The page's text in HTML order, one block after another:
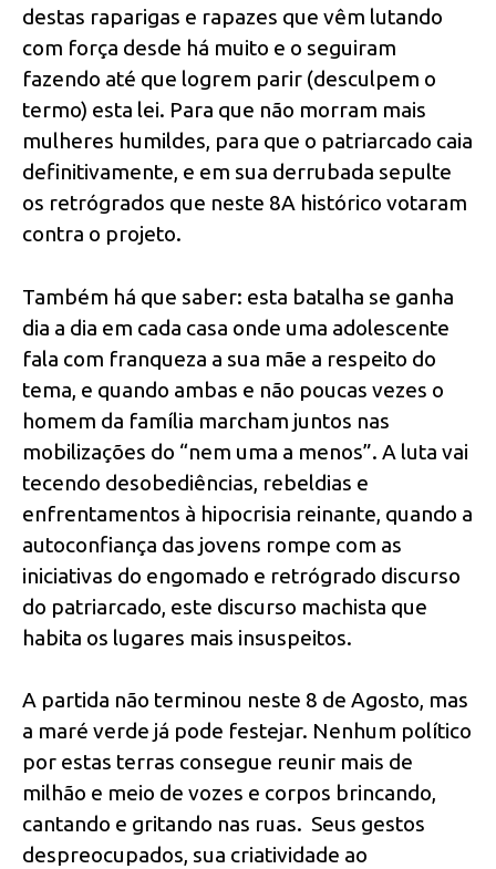
destas raparigas e rapazes que vêm lutando
com força desde há muito e o seguiram
fazendo até que logrem parir (desculpem o
termo) esta lei. Para que não morram mais
mulheres humildes, para que o patriarcado caia
definitivamente, e em sua derrubada sepulte
os retrógrados que neste 8A histórico votaram
contra o projeto.
Também há que saber: esta batalha se ganha
dia a dia em cada casa onde uma adolescente
fala com franqueza a sua mãe a respeito do
tema, e quando ambas e não poucas vezes o
homem da família marcham juntos nas
mobilizações do “nem uma a menos”. A luta vai
tecendo desobediências, rebeldias e
enfrentamentos à hipocrisia reinante, quando a
autoconfiança das jovens rompe com as
iniciativas do engomado e retrógrado discurso
do patriarcado, este discurso machista que
habita os lugares mais insuspeitos.
A partida não terminou neste 8 de Agosto, mas
a maré verde já pode festejar. Nenhum político
por estas terras consegue reunir mais de
milhão e meio de vozes e corpos brincando,
cantando e gritando nas ruas. Seus gestos
despreocupados, sua criatividade ao